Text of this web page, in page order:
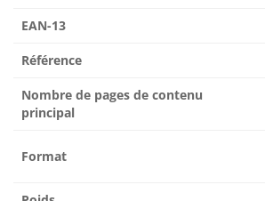
EAN-13
Référence
Nombre de pages de contenu
principal
Format